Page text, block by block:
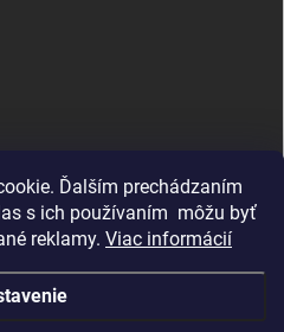
Ďalším prechádzaním
s ich používaním môžu byť
reklamy. Viac informácií
Lux Parfém Skupina na FB
Lux Parfumok - Hungary